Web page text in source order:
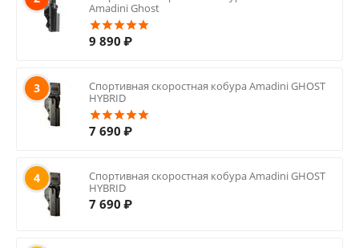
Amadini Ghost
9 890 ₽
3
Спортивная скоростная кобура Amadini GHOST
HYBRID
7 690 ₽
4
Спортивная скоростная кобура Amadini GHOST
HYBRID
7 690 ₽